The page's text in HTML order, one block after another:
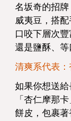
名坂奇的招
威夷豆，搭
口咬下層次
還是鹽酥、
清爽系代表
如果你想送
「杏仁摩那
餅皮，包裹